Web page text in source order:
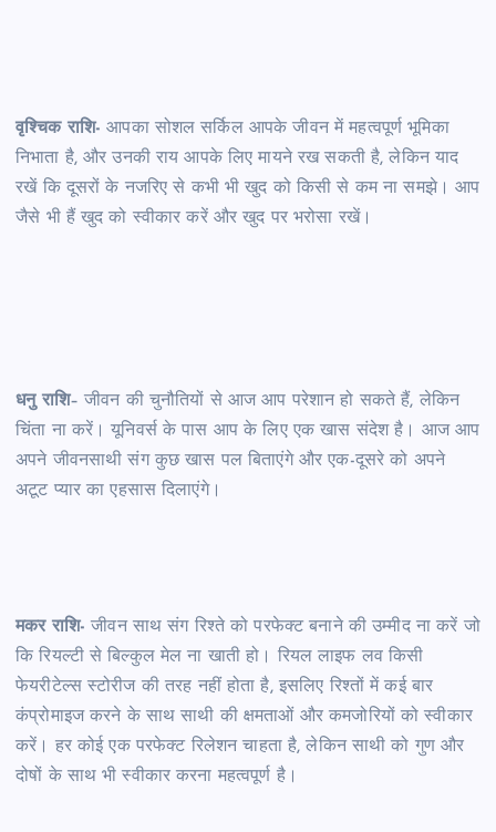
वृश्चिक राशि- आपका सोशल सर्किल आपके जीवन में महत्वपूर्ण भूमिका
निभाता है, और उनकी राय आपके लिए मायने रख सकती है, लेकिन याद
रखें कि दूसरों के नजरिए से कभी भी खुद को किसी से कम ना समझे। आप
जैसे भी हैं खुद को स्वीकार करें और खुद पर भरोसा रखें।
धनु राशि– जीवन की चुनौतियों से आज आप परेशान हो सकते हैं, लेकिन
चिंता ना करें। यूनिवर्स के पास आप के लिए एक खास संदेश है। आज आप
अपने जीवनसाथी संग कुछ खास पल बिताएंगे और एक-दूसरे को अपने
अटूट प्यार का एहसास दिलाएंगे।
मकर राशि- जीवन साथ संग रिश्ते को परफेक्ट बनाने की उम्मीद ना करें जो
कि रियल्टी से बिल्कुल मेल ना खाती हो। रियल लाइफ लव किसी
फेयरीटेल्स स्टोरीज की तरह नहीं होता है, इसलिए रिश्तों में कई बार
कंप्रोमाइज करने के साथ साथी की क्षमताओं और कमजोरियों को स्वीकार
करें। हर कोई एक परफेक्ट रिलेशन चाहता है, लेकिन साथी को गुण और
दोषों के साथ भी स्वीकार करना महत्वपूर्ण है।